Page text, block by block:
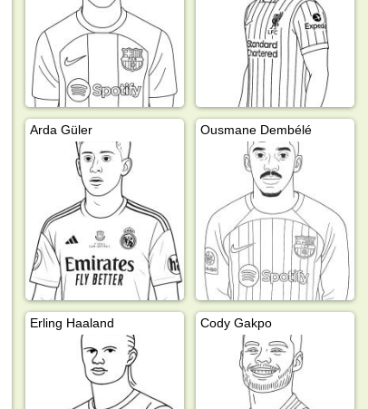
Arda Güler Ousmane Dembélé
Erling Haaland Cody Gakpo